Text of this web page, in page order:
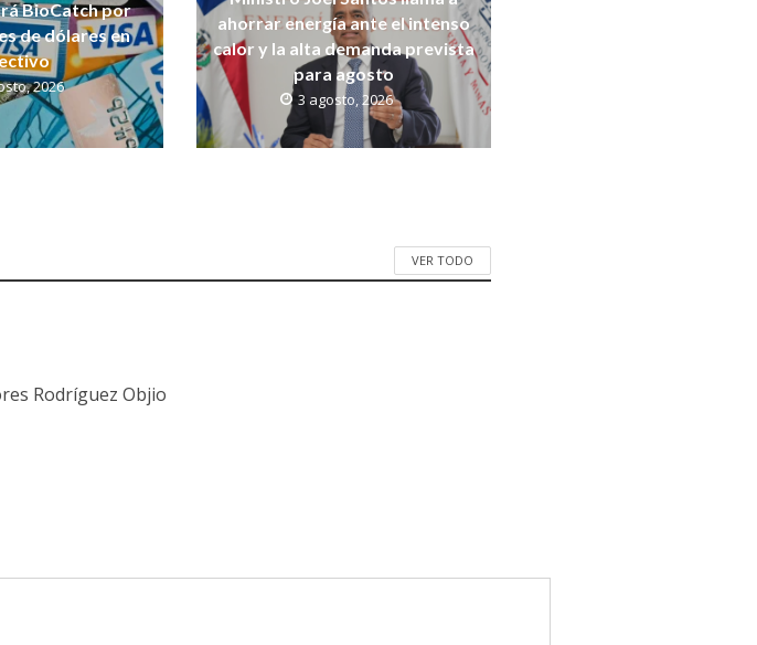
BioCatch por
de dólares en
2026
ahorrar energía ante el intenso
calor y la alta demanda prevista
para agosto
3 agosto, 2026
VER TODO
Rodríguez Objio